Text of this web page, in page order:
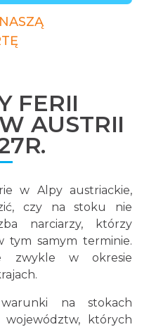
FERII
AUSTRII
w Alpy austriackie,
czy na stoku nie
narciarzy, którzy
tym samym terminie.
zwykle w okresie
na stokach
których